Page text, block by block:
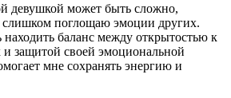
девушкой может быть сложно,
слишком поглощаю эмоции других.
находить баланс между открытостью к
защитой своей эмоциональной
мне сохранять энергию и